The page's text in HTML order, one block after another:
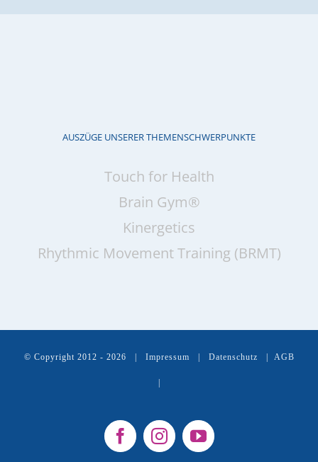
AUSZÜGE UNSERER THEMENSCHWERPUNKTE
Touch for Health
Brain Gym®
Kinergetics
Rhythmic Movement Training (BRMT)
© Copyright 2012 - 2026 | Impressum | Datenschutz | AGB
|
FacebookInstagramYouTube